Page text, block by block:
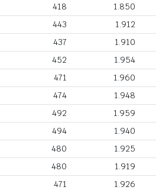
418 1.850
443 1.912
437 1.910
452 1.954
471 1.960
474 1.948
492 1.959
494 1.940
480 1.925
480 1.919
471 1.926